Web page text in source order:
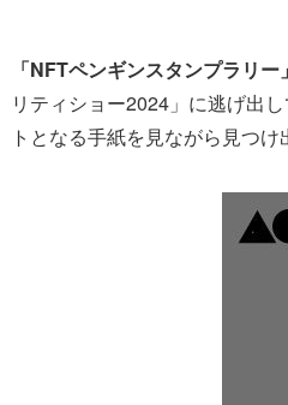
「NFTペンギンスタンプラリー」
リティショー2024」に逃げ出
トとなる手紙を見ながら見つ